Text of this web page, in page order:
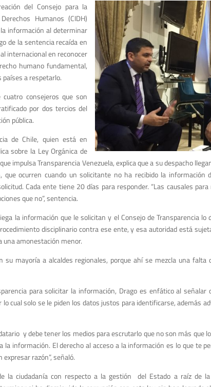
del Consejo para la
Humanos (CIDH)
información al determinar
de la sentencia recaída en
internacional en reconocer
humano fundamental,
a respetarlo.
consejeros que son
por dos tercios del
pública.
de Chile, quien está en
sobre la Ley Orgánica de
impulsa Transparencia Venezuela, explica que a su despacho
ocurren cuando un solicitante no ha recibido la información
Cada ente tiene 20 días para responder. “Las causales
que no”, sentencia.
la información que le solicitan y el Consejo de Transparencia
disciplinario contra ese ente, y esa autoridad está
una amonestación menor.
su mayoría a alcaldes regionales, porque ahí se mezcla una
para solicitar la información, Drago es enfático al señalar
cual solo se le piden los datos justos para identificarse, además
y debe tener los medios para escrutarlo que no son más que
la información. El derecho al acceso a la información es lo que te
razón”, señaló.
la ciudadanía con respecto a la gestión del Estado a raíz de